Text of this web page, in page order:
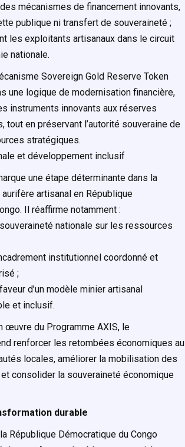
des mécanismes de financement innovants,
publique ni transfert de souveraineté ;
les exploitants artisanaux dans le circuit
nationale.
Sovereign Gold Reserve Token
une logique de modernisation financière,
instruments innovants aux réserves
tout en préservant l’autorité souveraine de
stratégiques.
et développement inclusif
une étape déterminante dans la
artisanal en République
Il réaffirme notamment :
nationale sur les ressources
institutionnel coordonné et
;
d’un modèle minier artisanal
et inclusif.
œuvre du Programme AXIS, le
renforcer les retombées économiques au
locales, améliorer la mobilisation des
consolider la souveraineté économique
durable
République Démocratique du Congo